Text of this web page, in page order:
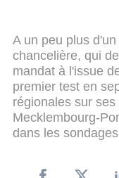
A un peu plus
chancelière, qui
mandat à l'issue
premier test en
régionales sur
Mecklembourg-
dans les